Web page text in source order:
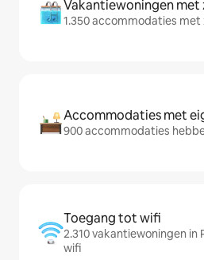
Vakantiewoningen met
1.350 accommodaties
Accommodaties met
900 accommodaties
Toegang tot wifi
2.310 vakantiewoningen in
wifi